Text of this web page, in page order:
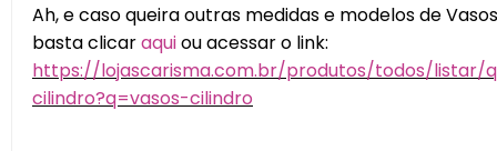
Ah, e caso queira outras medidas e modelos de
basta clicaraquiou acessar o link:
https://lojascarisma.com.br/produtos/todos/listar/
cilindro?q=vasos-cilindro